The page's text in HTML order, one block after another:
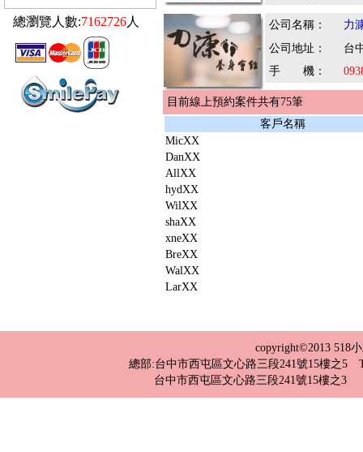
總瀏覽人數:7162726人 公司名稱：
力
公司地址：
台
手 機：
目前線上預約案件共有75筆
客戶名稱
MicXX
DanXX
AllXX
hydXX
WilXX
shaXX
xneXX
BreXX
WalXX
LarXX
copyright©2013
總部:台中市西屯區文心路三段241號15樓之5
台中市西屯區文心路三段241號15樓之3